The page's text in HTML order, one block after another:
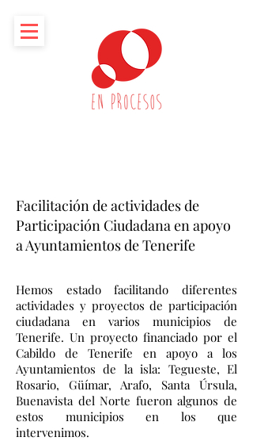
Facilitación de actividades de
Participación Ciudadana en apoyo
a Ayuntamientos de Tenerife
Hemos estado facilitando diferentes
actividades y proyectos de participación
ciudadana en varios municipios de
Tenerife. Un proyecto financiado por el
Cabildo de Tenerife en apoyo a los
Ayuntamientos de la isla: Tegueste, El
Rosario, Güímar, Arafo, Santa Úrsula,
Buenavista del Norte fueron algunos de
estos municipios en los que
intervenimos.